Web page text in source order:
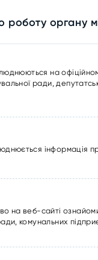
роботу органу
на
ради,
інформація
на веб-сайті
комунальних